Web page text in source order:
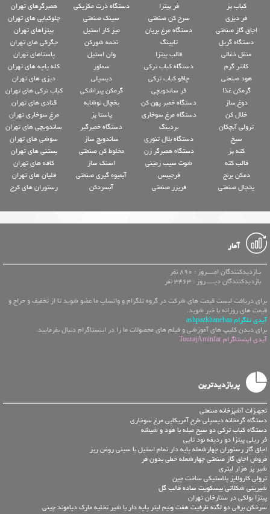
کباب پز
فر دیزی
اجاق گاز صنعتی
دستگاه گریل
منقل ذغالی
کانتر گرم
هود صنعتی
گرمکن غذا
دوغ ساز
خلال کن
ترولی آبچکان
سیخ
کته پز
قالب کته
دمکن برنج
یخچال صنعتی
فر پیتزا
سرخ کن صنعتی
دستگاه مرغ بریان
تاپینگ
قالب پیتزا
دستگاه کباب ترکی
چاقو کباب ترکی
فر ساندویچی
دستگاه خمیر پهن کن
دستگاه مرغ سوخاری
بردینگ
دستگاه بلال تنوری
دستگاه همبرگر زن
شوت سیب زمینی
فرچیپس
فریزر صنعتی
دستگاه ذرت مکزیکی
سینک صنعتی
میز کار استیل
تخمه شورکن
وان استیل
سماور
دیسپلی
گرمکن پیراشکی
یخچال نوشابه
پاستا پز
دستگاه خمیرگیر
ساندویچ ساز
مخلوط کن صنعتی
اسنک ساز
آبمیوه گیری صنعتی
آبسردکن
همبرگرهای تهران
چلوکبابی های تهران
پیتزاهای تهران
جگرکی های تهران
پاستاهای تهران
کله پاچه های تهران
دیزی های تهران
کباب ترکی های تهران
قنادی های تهران
مرغ سوخاری تهران
ساندویچی های تهران
سوشی های تهران
بستنی های تهران
کافه های تهران
قلیان های تهران
رستوران های کرج
آمار
بـازدیدکنندگان امــــروز : 890 نفر
بازدیدکنندگان دیـــــروز : 3463 نفر
برای دریافت لیست قیمت های شرکت در گروه تلگرام و واتساپ ما عضو شوید تا از تخفیف و حراج و
قیمت های روزانه با خبر شوید.
آیدی تلگرام ashpazkhanehaa
برای دیدن کلیپ های آموزشی و فیلم های محصولات ما را در اینستاگرام دنبال بفرمایید.
آیدی اینستاگرام TourajAminfar
پربازدیدترین
تجهیزات آشپزخانه صنعتی
دستگاه گرمخانه دیسپلی طرح آمریکایی مرغ سوخاری
دستگاه کباب ترکی دو سیخ مبله با هود و شیشه
فر ریلی پیتزا دو ردیفه نود تایی
اجاق گاز رستوران چهارشعله پایه دار تمام استیل با سینی روغن ریز
فروش اجاق گاز صنعتی چهارشعله خطی بدون فر
شیر پز هزار لیتری
ترولی کارولایز پلاستیکی ساخت چین
شیرینی شکلاتی بیسکویت ساده قالب گل
پیتزا بولکی در ستارخان تهران
سرخکن برقی دو لگنه ظرفیت هفت ونیم لیتر پایه دار با شیر تخلیه مارک دیاموند چینی